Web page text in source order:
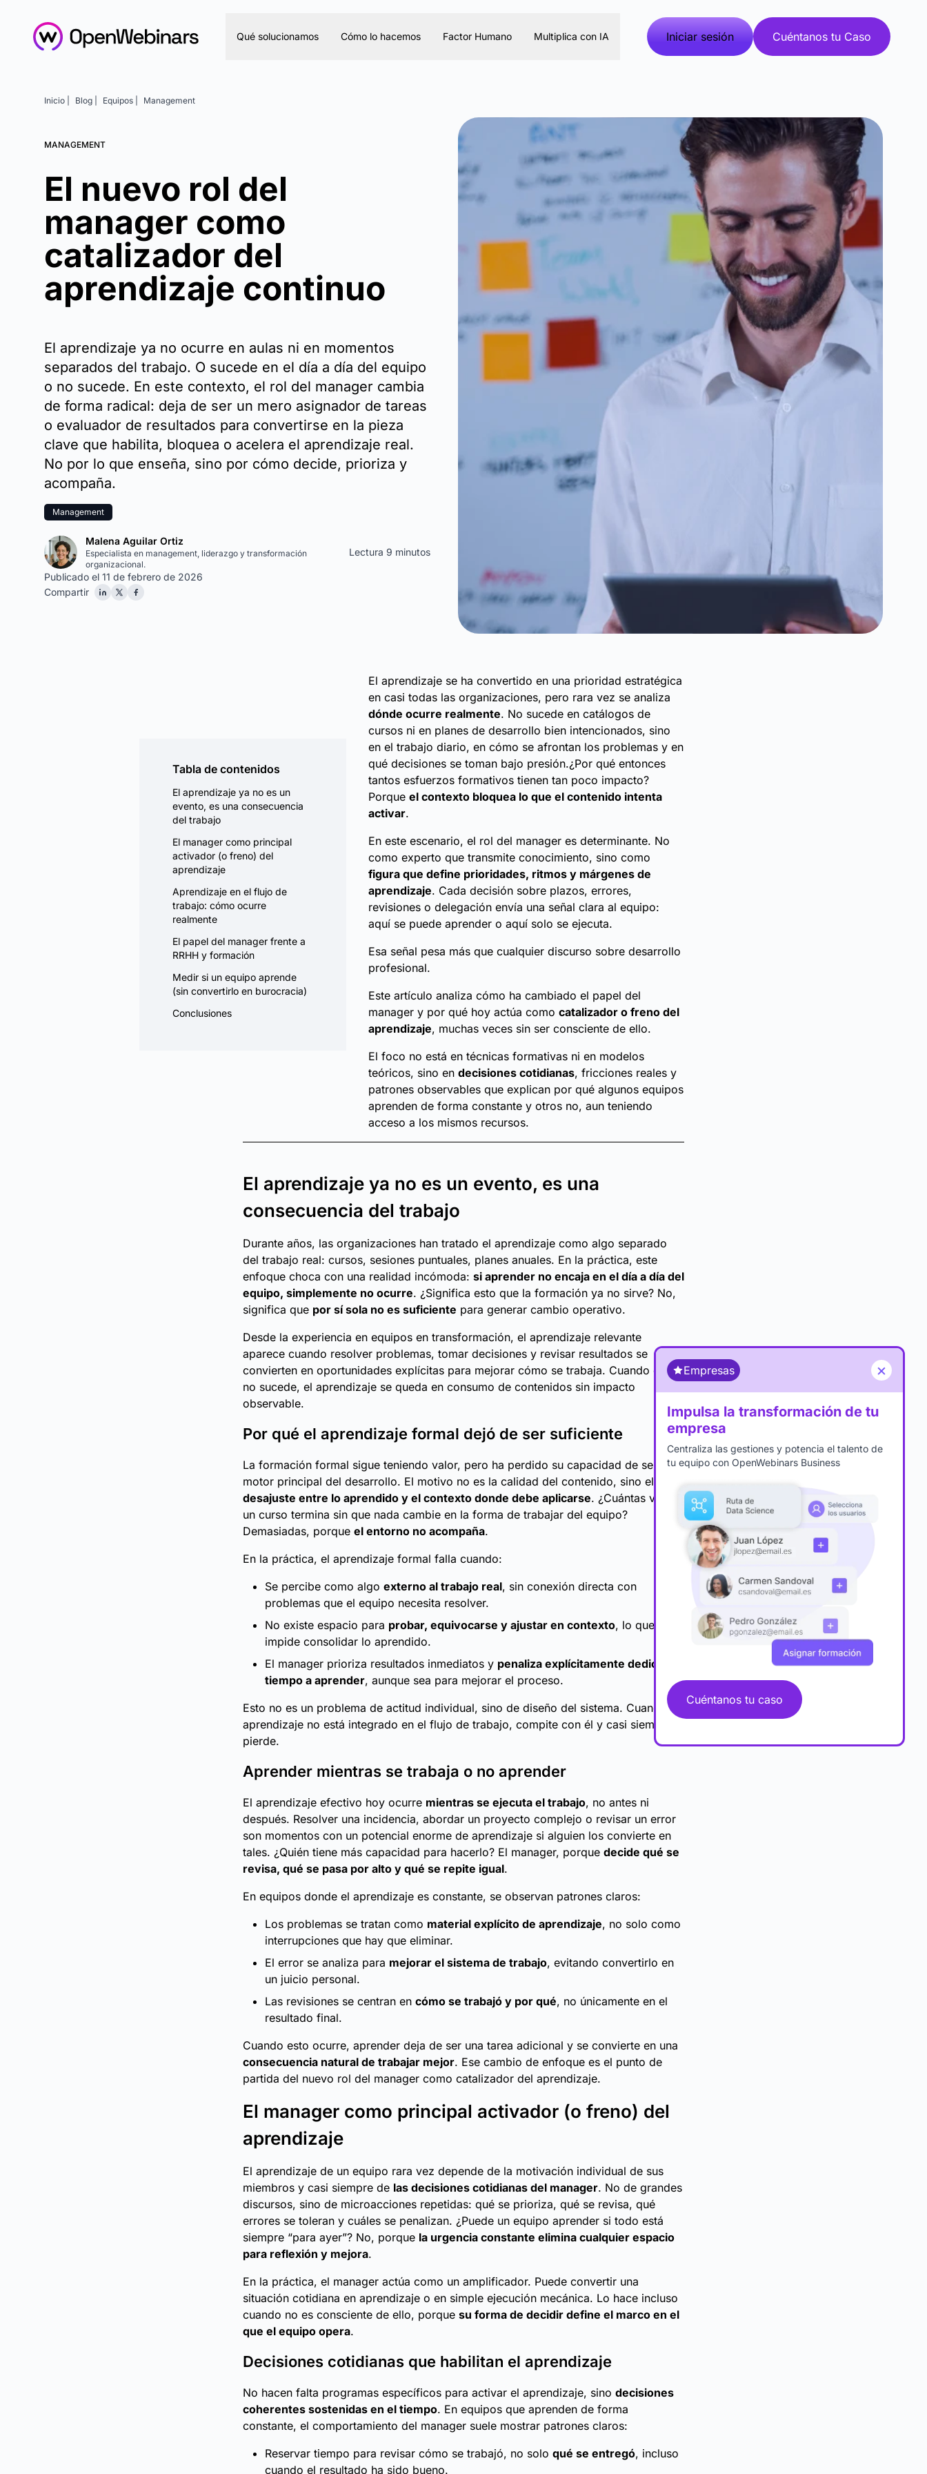
Qué solucionamos Cómo lo hacemos Factor Humano Multiplica con IA Iniciar sesión Cuéntanos tu Caso
Inicio | Blog | Equipos | Management
MANAGEMENT
El nuevo rol del
manager como
catalizador del
aprendizaje continuo
El aprendizaje ya no ocurre en aulas ni en momentos
separados del trabajo. O sucede en el día a día del equipo
o no sucede. En este contexto, el rol del manager cambia
de forma radical: deja de ser un mero asignador de tareas
o evaluador de resultados para convertirse en la pieza
clave que habilita, bloquea o acelera el aprendizaje real.
No por lo que enseña, sino por cómo decide, prioriza y
acompaña.
Management
Malena Aguilar Ortiz
Especialista en management, liderazgo y transformación
organizacional.
Lectura 9 minutos
Publicado el 11 de febrero de 2026
Compartir
Tabla de contenidos
El aprendizaje ya no es un
evento, es una consecuencia
del trabajo
El manager como principal
activador (o freno) del
aprendizaje
Aprendizaje en el flujo de
trabajo: cómo ocurre
realmente
El papel del manager frente a
RRHH y formación
Medir si un equipo aprende
(sin convertirlo en burocracia)
Conclusiones
El aprendizaje se ha convertido en una prioridad estratégica
en casi todas las organizaciones, pero rara vez se analiza
dónde ocurre realmente. No sucede en catálogos de
cursos ni en planes de desarrollo bien intencionados, sino
en el trabajo diario, en cómo se afrontan los problemas y en
qué decisiones se toman bajo presión.¿Por qué entonces
tantos esfuerzos formativos tienen tan poco impacto?
Porque el contexto bloquea lo que el contenido intenta
activar.
En este escenario, el rol del manager es determinante. No
como experto que transmite conocimiento, sino como
figura que define prioridades, ritmos y márgenes de
aprendizaje. Cada decisión sobre plazos, errores,
revisiones o delegación envía una señal clara al equipo:
aquí se puede aprender o aquí solo se ejecuta.
Esa señal pesa más que cualquier discurso sobre desarrollo
profesional.
Este artículo analiza cómo ha cambiado el papel del
manager y por qué hoy actúa como catalizador o freno del
aprendizaje, muchas veces sin ser consciente de ello.
El foco no está en técnicas formativas ni en modelos
teóricos, sino en decisiones cotidianas, fricciones reales y
patrones observables que explican por qué algunos equipos
aprenden de forma constante y otros no, aun teniendo
acceso a los mismos recursos.
El aprendizaje ya no es un evento, es una
consecuencia del trabajo
Durante años, las organizaciones han tratado el aprendizaje como algo separado
del trabajo real: cursos, sesiones puntuales, planes anuales. En la práctica, este
enfoque choca con una realidad incómoda: si aprender no encaja en el día a día del
equipo, simplemente no ocurre. ¿Significa esto que la formación ya no sirve? No,
significa que por sí sola no es suficiente para generar cambio operativo.
Desde la experiencia en equipos en transformación, el aprendizaje relevante
aparece cuando resolver problemas, tomar decisiones y revisar resultados se
convierten en oportunidades explícitas para mejorar cómo se trabaja. Cuando esto
no sucede, el aprendizaje se queda en consumo de contenidos sin impacto
observable.
Por qué el aprendizaje formal dejó de ser suficiente
La formación formal sigue teniendo valor, pero ha perdido su capacidad de ser el
motor principal del desarrollo. El motivo no es la calidad del contenido, sino el
desajuste entre lo aprendido y el contexto donde debe aplicarse. ¿Cuántas veces
un curso termina sin que nada cambie en la forma de trabajar del equipo?
Demasiadas, porque el entorno no acompaña.
En la práctica, el aprendizaje formal falla cuando:
Se percibe como algo externo al trabajo real, sin conexión directa con
problemas que el equipo necesita resolver.
No existe espacio para probar, equivocarse y ajustar en contexto, lo que
impide consolidar lo aprendido.
El manager prioriza resultados inmediatos y penaliza explícitamente dedicar
tiempo a aprender, aunque sea para mejorar el proceso.
Esto no es un problema de actitud individual, sino de diseño del sistema. Cuando el
aprendizaje no está integrado en el flujo de trabajo, compite con él y casi siempre
pierde.
Aprender mientras se trabaja o no aprender
El aprendizaje efectivo hoy ocurre mientras se ejecuta el trabajo, no antes ni
después. Resolver una incidencia, abordar un proyecto complejo o revisar un error
son momentos con un potencial enorme de aprendizaje si alguien los convierte en
tales. ¿Quién tiene más capacidad para hacerlo? El manager, porque decide qué se
revisa, qué se pasa por alto y qué se repite igual.
En equipos donde el aprendizaje es constante, se observan patrones claros:
Los problemas se tratan como material explícito de aprendizaje, no solo como
interrupciones que hay que eliminar.
El error se analiza para mejorar el sistema de trabajo, evitando convertirlo en
un juicio personal.
Las revisiones se centran en cómo se trabajó y por qué, no únicamente en el
resultado final.
Cuando esto ocurre, aprender deja de ser una tarea adicional y se convierte en una
consecuencia natural de trabajar mejor. Ese cambio de enfoque es el punto de
partida del nuevo rol del manager como catalizador del aprendizaje.
El manager como principal activador (o freno) del
aprendizaje
El aprendizaje de un equipo rara vez depende de la motivación individual de sus
miembros y casi siempre de las decisiones cotidianas del manager. No de grandes
discursos, sino de microacciones repetidas: qué se prioriza, qué se revisa, qué
errores se toleran y cuáles se penalizan. ¿Puede un equipo aprender si todo está
siempre “para ayer”? No, porque la urgencia constante elimina cualquier espacio
para reflexión y mejora.
En la práctica, el manager actúa como un amplificador. Puede convertir una
situación cotidiana en aprendizaje o en simple ejecución mecánica. Lo hace incluso
cuando no es consciente de ello, porque su forma de decidir define el marco en el
que el equipo opera.
Decisiones cotidianas que habilitan el aprendizaje
No hacen falta programas específicos para activar el aprendizaje, sino decisiones
coherentes sostenidas en el tiempo. En equipos que aprenden de forma
constante, el comportamiento del manager suele mostrar patrones claros:
Reservar tiempo para revisar cómo se trabajó, no solo qué se entregó, incluso
cuando el resultado ha sido bueno.
Empresas ×
Impulsa la transformación de tu
empresa
Centraliza las gestiones y potencia el talento de
tu equipo con OpenWebinars Business
Cuéntanos tu caso